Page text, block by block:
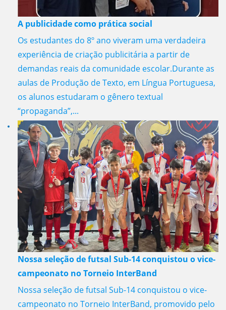
A publicidade como prática social
Os estudantes do 8º ano viveram uma verdadeira
experiência de criação publicitária a partir de
demandas reais da comunidade escolar.Durante as
aulas de Produção de Texto, em Língua Portuguesa,
os alunos estudaram o gênero textual
“propaganda”,...
Nossa seleção de futsal Sub-14 conquistou o vice-
campeonato no Torneio InterBand
Nossa seleção de futsal Sub-14 conquistou o vice-
campeonato no Torneio InterBand, promovido pelo